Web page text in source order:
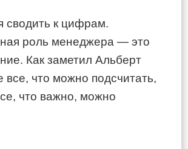
сводить к цифрам.
роль менеджера — это
Как заметил Альберт
что можно подсчитать,
что важно, можно